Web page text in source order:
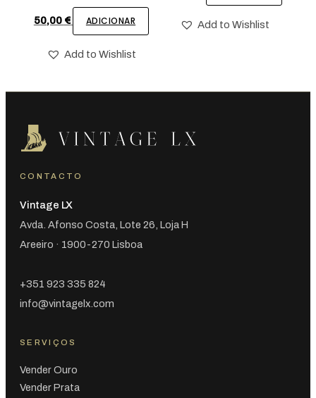
50,00 € ADICIONAR
Add to Wishlist
Add to Wishlist
CONTACTO
Vintage LX
Avda. Afonso Costa, Lote 26, Loja H
Areeiro · 1900-270 Lisboa
+351 923 335 824
info@vintagelx.com
SERVIÇOS
Vender Ouro
Vender Prata